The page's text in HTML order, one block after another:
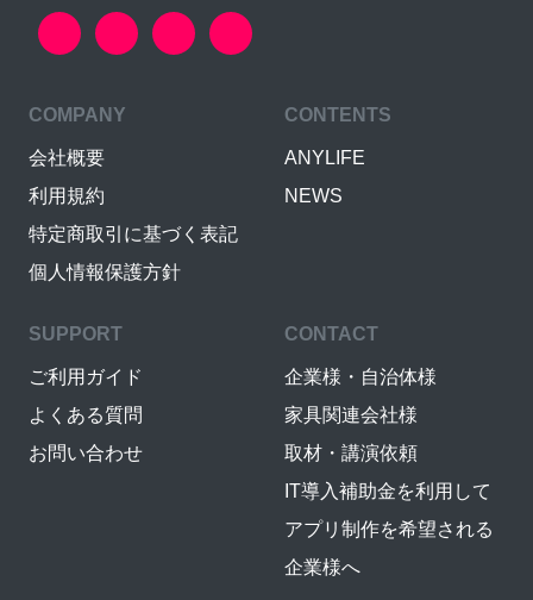
COMPANY
会社概要
利用規約
特定商取引に基づく表記
個人情報保護方針
CONTENTS
ANYLIFE
NEWS
SUPPORT
ご利用ガイド
よくある質問
お問い合わせ
CONTACT
企業様・自治体様
家具関連会社様
取材・講演依頼
IT導入補助金を利用して
アプリ制作を希望される
企業様へ